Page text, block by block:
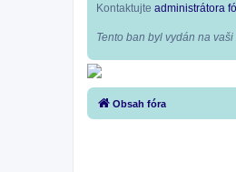
Kontaktujte administrátora
Tento ban byl vydán na vaši
Obsah fóra